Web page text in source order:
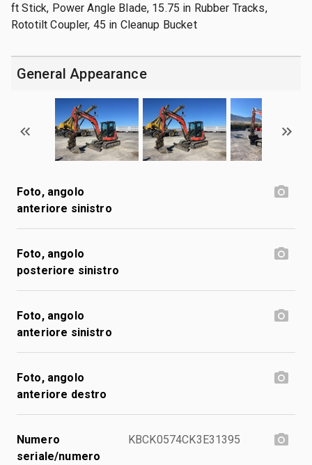
ft Stick, Power Angle Blade, 15.75 in Rubber Tracks,
Rototilt Coupler, 45 in Cleanup Bucket
General Appearance
Foto, angolo
anteriore sinistro
Foto, angolo
posteriore sinistro
Foto, angolo
anteriore sinistro
Foto, angolo
anteriore destro
Numero
seriale/numero
KBCK0574CK3E31395